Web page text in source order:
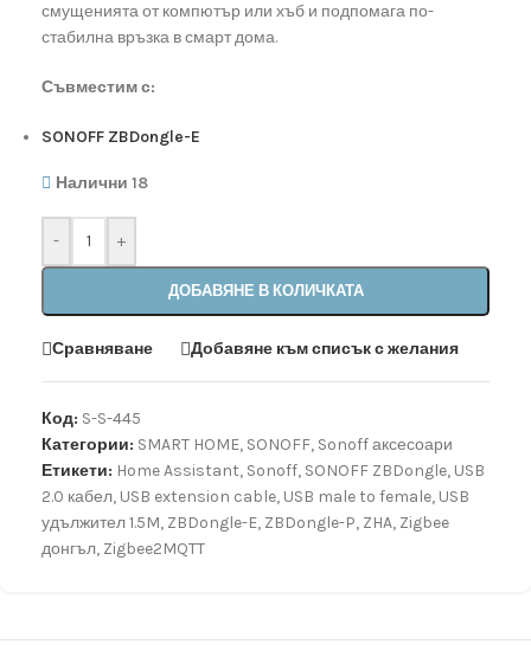
смущенията от компютър или хъб и подпомага по-
стабилна връзка в смарт дома.
Съвместим с:
SONOFF ZBDongle-E
Налични 18
- +
ДОБАВЯНЕ В КОЛИЧКАТА
Сравняване Добавяне към списък с желания
Код: S-S-445
Категории: SMART HOME, SONOFF, Sonoff аксесоари
Етикети: Home Assistant, Sonoff, SONOFF ZBDongle, USB
2.0 кабел, USB extension cable, USB male to female, USB
удължител 1.5M, ZBDongle-E, ZBDongle-P, ZHA, Zigbee
донгъл, Zigbee2MQTT